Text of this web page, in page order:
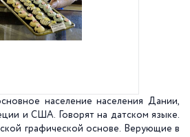
население населения Дании,
и США. Говорят на датском языке.
графической основе. Верующие в